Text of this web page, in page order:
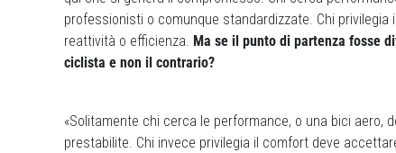
professionisti o comunque standardizzate. Chi
reattività o efficienza. Ma se il punto di partenza fosse
ciclista e non il contrario?
«Solitamente chi cerca le performance, o una bici aero,
prestabilite. Chi invece privilegia il comfort deve